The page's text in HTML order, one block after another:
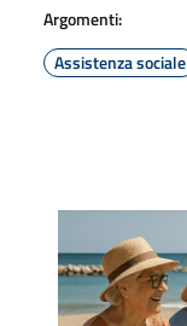
Argomenti:
Assistenza sociale